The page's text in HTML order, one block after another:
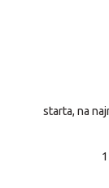
starta, na